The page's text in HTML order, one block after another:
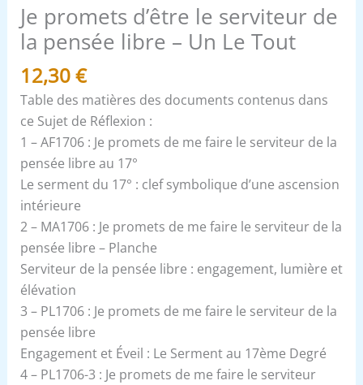
Je promets d’être le serviteur de
la pensée libre – Un Le Tout
12,30€
Table des matières des documents contenus dans
ce Sujet de Réflexion :
1 – AF1706 : Je promets de me faire le serviteur de la
pensée libre au 17°
Le serment du 17° : clef symbolique d’une ascension
intérieure
2 – MA1706 : Je promets de me faire le serviteur de la
pensée libre – Planche
Serviteur de la pensée libre : engagement, lumière et
élévation
3 – PL1706 : Je promets de me faire le serviteur de la
pensée libre
Engagement et Éveil : Le Serment au 17ème Degré
4 – PL1706-3 : Je promets de me faire le serviteur